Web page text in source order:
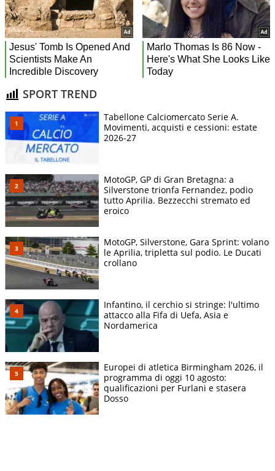
SPORT TREND
Tabellone Calciomercato Serie A.
Movimenti, acquisti e cessioni: estate
2026-27
MotoGP, GP di Gran Bretagna: a
Silverstone trionfa Fernandez, podio
tutto Aprilia. Bezzecchi stremato ed
eroico
MotoGP, Silverstone, Gara Sprint: volano
le Aprilia, tripletta sul podio. Le Ducati
crollano
Infantino, il cerchio si stringe: l'ultimo
attacco alla Fifa di Uefa, Asia e
Nordamerica
Europei di atletica Birmingham 2026, il
programma di oggi 10 agosto:
qualificazioni per Furlani e stasera
Dosso